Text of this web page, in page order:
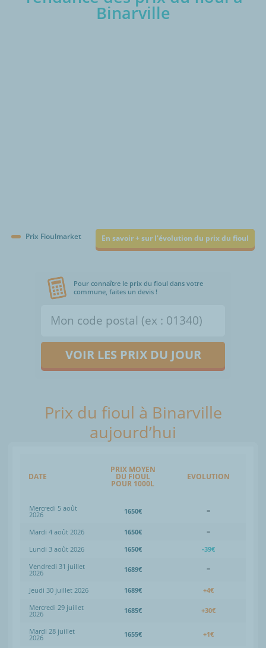
Binarville
Prix Fioulmarket En savoir + sur l'évolution du prix du fioul
Pour connaître le prix du fioul dans votre
commune, faites un devis !
VOIR LES PRIX DU JOUR
Prix du fioul à Binarville
aujourd’hui
DATE
PRIX MOYEN
DU FIOUL
POUR 1000L
EVOLUTION
Mercredi 5 août
2026 1650€ =
Mardi 4 août 2026 1650€
=
Lundi 3 août 2026
1650€
-39€
Vendredi 31 juillet
2026 1689€ =
Jeudi 30 juillet 2026 1689€
+4€
Mercredi 29 juillet
2026 1685€ +30€
Mardi 28 juillet
2026 1655€ +1€